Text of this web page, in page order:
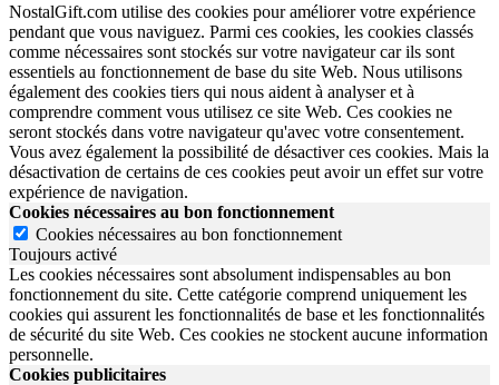
NostalGift.com utilise des cookies pour améliorer votre expérience
pendant que vous naviguez. Parmi ces cookies, les cookies classés
comme nécessaires sont stockés sur votre navigateur car ils sont
essentiels au fonctionnement de base du site Web. Nous utilisons
également des cookies tiers qui nous aident à analyser et à
comprendre comment vous utilisez ce site Web. Ces cookies ne
seront stockés dans votre navigateur qu'avec votre consentement.
Vous avez également la possibilité de désactiver ces cookies. Mais la
désactivation de certains de ces cookies peut avoir un effet sur votre
expérience de navigation.
Cookies nécessaires au bon fonctionnement
Cookies nécessaires au bon fonctionnement
Toujours activé
Les cookies nécessaires sont absolument indispensables au bon
fonctionnement du site. Cette catégorie comprend uniquement les
cookies qui assurent les fonctionnalités de base et les fonctionnalités
de sécurité du site Web. Ces cookies ne stockent aucune information
personnelle.
Cookies publicitaires